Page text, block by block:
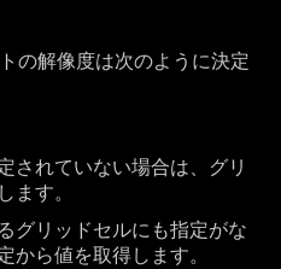
の解像度は次のように決定
されていない場合は、グリ
ます。
グリッドセルにも指定がな
から値を取得します。